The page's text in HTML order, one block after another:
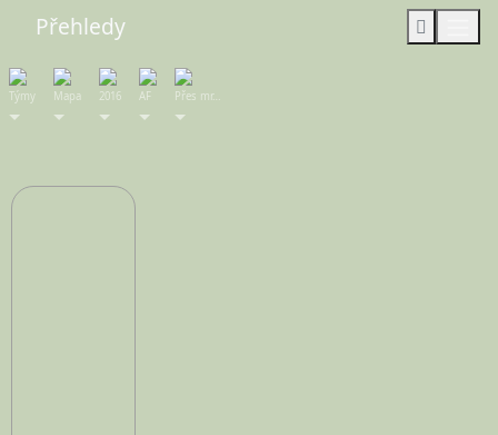
Přehledy
Týmy Mapa 2016 AF Přes mr…